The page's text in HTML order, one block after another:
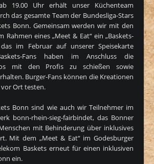
19.00 Uhr erhält unser Küchenteam
das gesamte Team der Bundesliga-Stars
Bonn. Gemeinsam werden wir mit den
Rahmen eines „Meet & Eat“ ein „Baskets-
im Februar auf unserer Speisekarte
Fans haben im Anschluss die
mit den Profis zu schießen sowie
Burger-Fans können die Kreationen
vor Ort testen.
Bonn sind wie auch wir Teilnehmer im
bonn-rhein-sieg-fairbindet, das Bonner
mit Behinderung über inklusives
Mit dem „Meet & Eat“ im Godesburger
Baskets erneut für einen inklusiven
ein.